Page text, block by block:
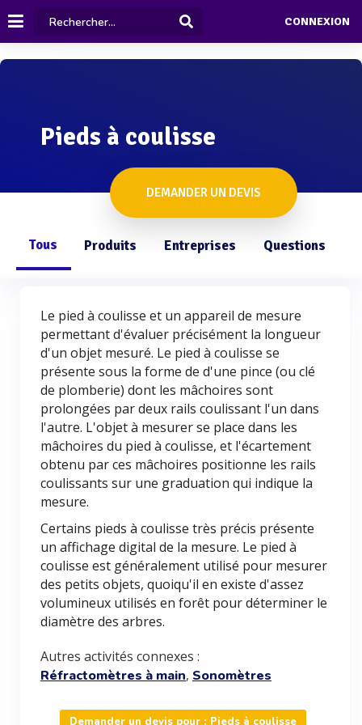
CONNEXION
Pieds à coulisse
DEMANDER UN DEVIS
Tous Produits Entreprises Questions
Le pied à coulisse et un appareil de mesure
permettant d'évaluer précisément la longueur
d'un objet mesuré. Le pied à coulisse se
présente sous la forme de d'une pince (ou clé
de plomberie) dont les mâchoires sont
prolongées par deux rails coulissant l'un dans
l'autre. L'objet à mesurer se place dans les
mâchoires du pied à coulisse, et l'écartement
obtenu par ces mâchoires positionne les rails
coulissants sur une graduation qui indique la
mesure.
Certains pieds à coulisse très précis présente
un affichage digital de la mesure. Le pied à
coulisse est généralement utilisé pour mesurer
des petits objets, quoiqu'il en existe d'assez
volumineux utilisés en forêt pour déterminer le
diamètre des arbres.
Autres activités connexes :
Réfractomètres à main, Sonomètres
Demander un devis pour : Pieds à coulisse